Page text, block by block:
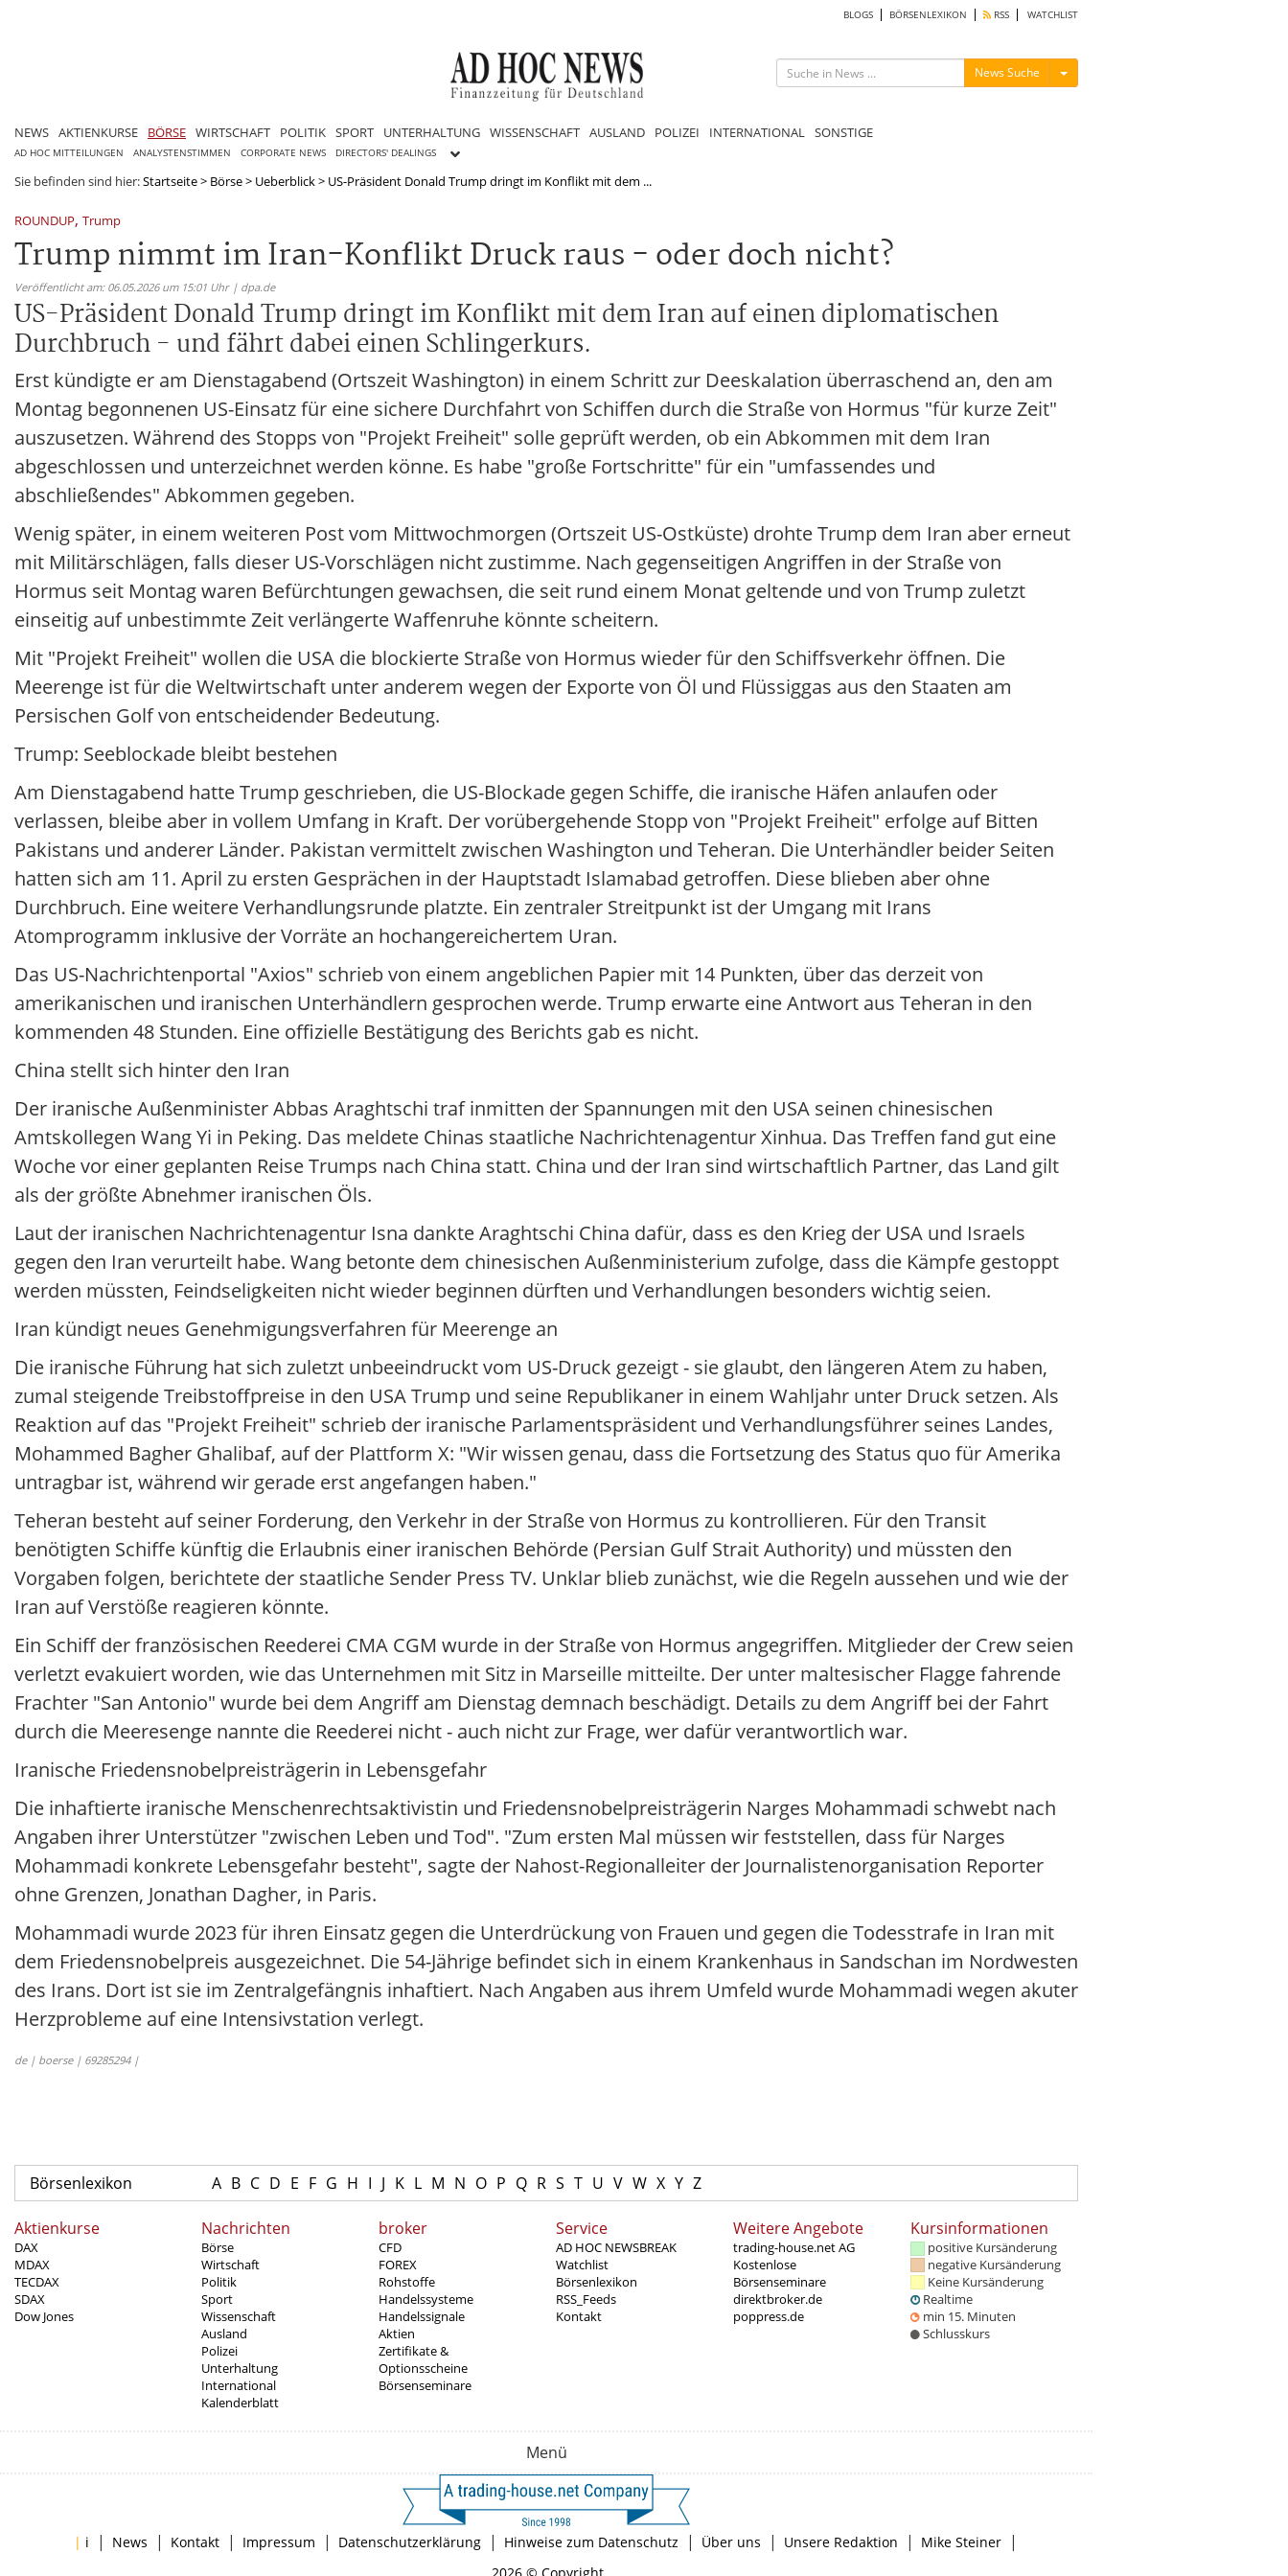
BLOGS BÖRSENLEXIKON RSS WATCHLIST
News Suche Menü ein-/ausblenden
NEWS AKTIENKURSE BÖRSE WIRTSCHAFT POLITIK SPORT UNTERHALTUNG WISSENSCHAFT AUSLAND POLIZEI INTERNATIONAL SONSTIGE
AD HOC MITTEILUNGEN ANALYSTENSTIMMEN CORPORATE NEWS DIRECTORS' DEALINGS
Sie befinden sind hier:Startseite> Börse> Ueberblick> US-Präsident Donald Trump dringt im Konflikt mit dem ...
ROUNDUP, Trump
Trump nimmt im Iran-Konflikt Druck raus - oder doch nicht?
Veröffentlicht am: 06.05.2026 um 15:01 Uhr | dpa.de
US-Präsident Donald Trump dringt im Konflikt mit dem Iran auf einen diplomatischen
Durchbruch - und fährt dabei einen Schlingerkurs.
Erst kündigte er am Dienstagabend (Ortszeit Washington) in einem Schritt zur Deeskalation überraschend an, den am
Montag begonnenen US-Einsatz für eine sichere Durchfahrt von Schiffen durch die Straße von Hormus "für kurze Zeit"
auszusetzen. Während des Stopps von "Projekt Freiheit" solle geprüft werden, ob ein Abkommen mit dem Iran
abgeschlossen und unterzeichnet werden könne. Es habe "große Fortschritte" für ein "umfassendes und
abschließendes" Abkommen gegeben.
Wenig später, in einem weiteren Post vom Mittwochmorgen (Ortszeit US-Ostküste) drohte Trump dem Iran aber erneut
mit Militärschlägen, falls dieser US-Vorschlägen nicht zustimme. Nach gegenseitigen Angriffen in der Straße von
Hormus seit Montag waren Befürchtungen gewachsen, die seit rund einem Monat geltende und von Trump zuletzt
einseitig auf unbestimmte Zeit verlängerte Waffenruhe könnte scheitern.
Mit "Projekt Freiheit" wollen die USA die blockierte Straße von Hormus wieder für den Schiffsverkehr öffnen. Die
Meerenge ist für die Weltwirtschaft unter anderem wegen der Exporte von Öl und Flüssiggas aus den Staaten am
Persischen Golf von entscheidender Bedeutung.
Trump: Seeblockade bleibt bestehen
Am Dienstagabend hatte Trump geschrieben, die US-Blockade gegen Schiffe, die iranische Häfen anlaufen oder
verlassen, bleibe aber in vollem Umfang in Kraft. Der vorübergehende Stopp von "Projekt Freiheit" erfolge auf Bitten
Pakistans und anderer Länder. Pakistan vermittelt zwischen Washington und Teheran. Die Unterhändler beider Seiten
hatten sich am 11. April zu ersten Gesprächen in der Hauptstadt Islamabad getroffen. Diese blieben aber ohne
Durchbruch. Eine weitere Verhandlungsrunde platzte. Ein zentraler Streitpunkt ist der Umgang mit Irans
Atomprogramm inklusive der Vorräte an hochangereichertem Uran.
Das US-Nachrichtenportal "Axios" schrieb von einem angeblichen Papier mit 14 Punkten, über das derzeit von
amerikanischen und iranischen Unterhändlern gesprochen werde. Trump erwarte eine Antwort aus Teheran in den
kommenden 48 Stunden. Eine offizielle Bestätigung des Berichts gab es nicht.
China stellt sich hinter den Iran
Der iranische Außenminister Abbas Araghtschi traf inmitten der Spannungen mit den USA seinen chinesischen
Amtskollegen Wang Yi in Peking. Das meldete Chinas staatliche Nachrichtenagentur Xinhua. Das Treffen fand gut eine
Woche vor einer geplanten Reise Trumps nach China statt. China und der Iran sind wirtschaftlich Partner, das Land gilt
als der größte Abnehmer iranischen Öls.
Laut der iranischen Nachrichtenagentur Isna dankte Araghtschi China dafür, dass es den Krieg der USA und Israels
gegen den Iran verurteilt habe. Wang betonte dem chinesischen Außenministerium zufolge, dass die Kämpfe gestoppt
werden müssten, Feindseligkeiten nicht wieder beginnen dürften und Verhandlungen besonders wichtig seien.
Iran kündigt neues Genehmigungsverfahren für Meerenge an
Die iranische Führung hat sich zuletzt unbeeindruckt vom US-Druck gezeigt - sie glaubt, den längeren Atem zu haben,
zumal steigende Treibstoffpreise in den USA Trump und seine Republikaner in einem Wahljahr unter Druck setzen. Als
Reaktion auf das "Projekt Freiheit" schrieb der iranische Parlamentspräsident und Verhandlungsführer seines Landes,
Mohammed Bagher Ghalibaf, auf der Plattform X: "Wir wissen genau, dass die Fortsetzung des Status quo für Amerika
untragbar ist, während wir gerade erst angefangen haben."
Teheran besteht auf seiner Forderung, den Verkehr in der Straße von Hormus zu kontrollieren. Für den Transit
benötigten Schiffe künftig die Erlaubnis einer iranischen Behörde (Persian Gulf Strait Authority) und müssten den
Vorgaben folgen, berichtete der staatliche Sender Press TV. Unklar blieb zunächst, wie die Regeln aussehen und wie der
Iran auf Verstöße reagieren könnte.
Ein Schiff der französischen Reederei CMA CGM wurde in der Straße von Hormus angegriffen. Mitglieder der Crew seien
verletzt evakuiert worden, wie das Unternehmen mit Sitz in Marseille mitteilte. Der unter maltesischer Flagge fahrende
Frachter "San Antonio" wurde bei dem Angriff am Dienstag demnach beschädigt. Details zu dem Angriff bei der Fahrt
durch die Meeresenge nannte die Reederei nicht - auch nicht zur Frage, wer dafür verantwortlich war.
Iranische Friedensnobelpreisträgerin in Lebensgefahr
Die inhaftierte iranische Menschenrechtsaktivistin und Friedensnobelpreisträgerin Narges Mohammadi schwebt nach
Angaben ihrer Unterstützer "zwischen Leben und Tod". "Zum ersten Mal müssen wir feststellen, dass für Narges
Mohammadi konkrete Lebensgefahr besteht", sagte der Nahost-Regionalleiter der Journalistenorganisation Reporter
ohne Grenzen, Jonathan Dagher, in Paris.
Mohammadi wurde 2023 für ihren Einsatz gegen die Unterdrückung von Frauen und gegen die Todesstrafe in Iran mit
dem Friedensnobelpreis ausgezeichnet. Die 54-Jährige befindet sich in einem Krankenhaus in Sandschan im Nordwesten
des Irans. Dort ist sie im Zentralgefängnis inhaftiert. Nach Angaben aus ihrem Umfeld wurde Mohammadi wegen akuter
Herzprobleme auf eine Intensivstation verlegt.
de | boerse | 69285294 |
Börsenlexikon A B C D E F G H I J K L M N O P Q R S T U V W X Y Z
Aktienkurse
DAX
MDAX
TECDAX
SDAX
Dow Jones
Nachrichten
Börse
Wirtschaft
Politik
Sport
Wissenschaft
Ausland
Polizei
Unterhaltung
International
Kalenderblatt
broker
CFD
FOREX
Rohstoffe
Handelssysteme
Handelssignale
Aktien
Zertifikate &
Optionsscheine
Börsenseminare
Service
AD HOC NEWSBREAK
Watchlist
Börsenlexikon
RSS_Feeds
Kontakt
Weitere Angebote
trading-house.net AG
Kostenlose
Börsenseminare
direktbroker.de
poppress.de
Kursinformationen
positive Kursänderung
negative Kursänderung
Keine Kursänderung
Realtime
min 15. Minuten
Schlusskurs
Menü
| i | News | Kontakt | Impressum | Datenschutzerklärung | Hinweise zum Datenschutz | Über uns | Unsere Redaktion | Mike Steiner |